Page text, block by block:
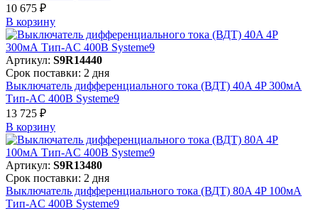
10 675 ₽
В корзинy
Артикул: S9R14440
Срок поставки: 2 дня
Выключатель дифференциального тока (ВДТ) 40A 4P 300мА
Тип-AC 400В Systeme9
13 725 ₽
В корзинy
Артикул: S9R13480
Срок поставки: 2 дня
Выключатель дифференциального тока (ВДТ) 80A 4P 100мА
Тип-AC 400В Systeme9